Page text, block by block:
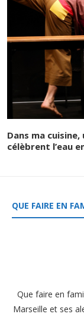
Dans ma
célèbrent l’eau
QUE FAIRE EN
Que faire en
Marseille et ses